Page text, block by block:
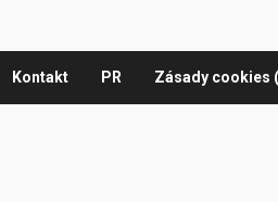
Kontakt PR Zásady cookies